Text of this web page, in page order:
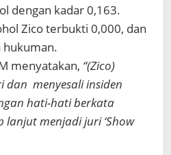
dengan kadar 0,163.
Zico terbukti 0,000, dan
hukuman.
menyatakan, “(Zico)
dan menyesali insiden
hati-hati berkata
menjadi juri ‘Show